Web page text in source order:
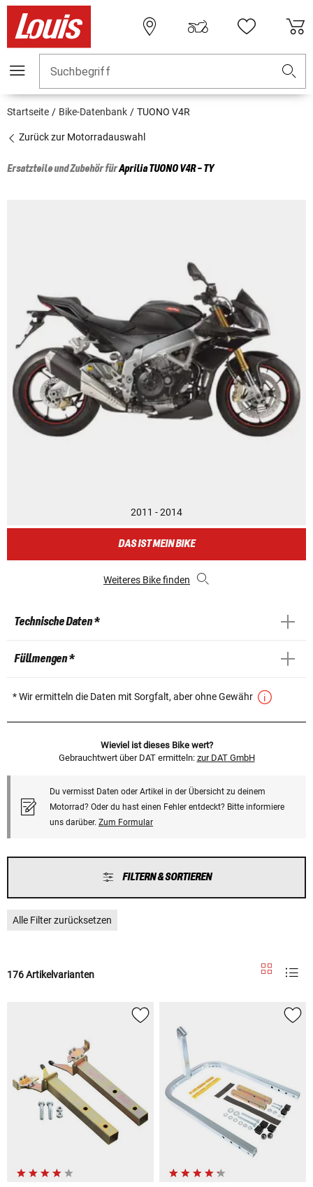
Suchbegriff
Startseite Bike-Datenbank TUONO V4R
Zurück zur Motorradauswahl
Ersatzteile und Zubehör fürApriliaTUONO V4R - TY
2011 - 2014
DAS IST MEIN BIKE
Weiteres Bike finden
Technische Daten *
Füllmengen *
* Wir ermitteln die Daten mit Sorgfalt, aber ohne Gewähr
Wieviel ist dieses Bike wert?
Gebrauchtwert über DAT ermitteln: zur DAT GmbH
Du vermisst Daten oder Artikel in der Übersicht zu deinem
Motorrad? Oder du hast einen Fehler entdeckt? Bitte informiere
uns darüber. Zum Formular
FILTERN & SORTIEREN
Alle Filter zurücksetzen
176 Artikelvarianten